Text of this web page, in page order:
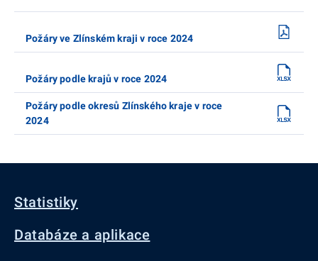
Požáry ve Zlínském kraji v roce 2024
Požáry podle krajů v roce 2024
Požáry podle okresů Zlínského kraje v roce
2024
Statistiky
Databáze a aplikace